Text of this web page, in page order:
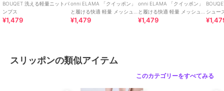
中国
BOUQET 洗える軽量ニットパ
ンプス
¥1,479
onni ELAMA 「クイッポン」
と履ける快適 軽量 メッシュ
レースアップカジュアルスニ
¥1,479
onni ELAMA 「クイッポン」
と履ける快適 軽量 メッシュ
カジュアルスリッポン
¥1,479
シュー
ェンパ
スリッポンの類似アイテム
このカテゴリーをすべてみる